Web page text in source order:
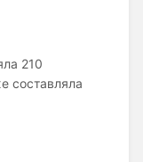
210
составляла